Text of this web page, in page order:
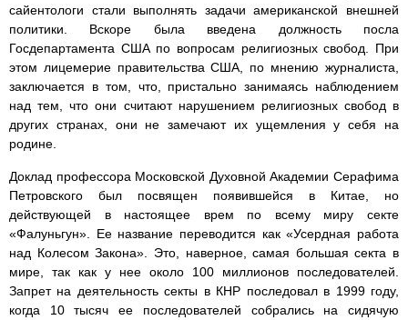
сайентологи стали выполнять задачи американской внешней
политики. Вскоре была введена должность посла
Госдепартамента США по вопросам религиозных свобод. При
этом лицемерие правительства США, по мнению журналиста,
заключается в том, что, пристально занимаясь наблюдением
над тем, что они считают нарушением религиозных свобод в
других странах, они не замечают их ущемления у себя на
родине.
Доклад профессора Московской Духовной Академии Серафима
Петровского был посвящен появившейся в Китае, но
действующей в настоящее врем по всему миру секте
«Фалуньгун». Ее название переводится как «Усердная работа
над Колесом Закона». Это, наверное, самая большая секта в
мире, так как у нее около 100 миллионов последователей.
Запрет на деятельность секты в КНР последовал в 1999 году,
когда 10 тысяч ее последователей собрались на сидячую